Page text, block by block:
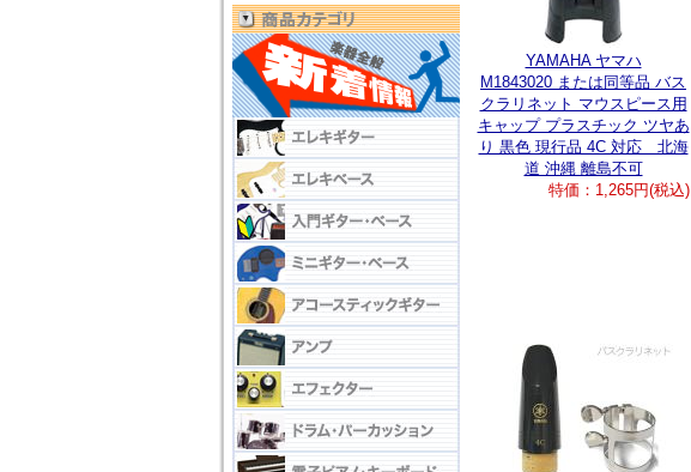
YAMAHA ヤマハ
M1843020 または同等品 バス
クラリネット マウスピース用
キャップ プラスチック ツヤあ
り 黒色 現行品 4C 対応 北海
道 沖縄 離島不可
特価：1,265円(税込)